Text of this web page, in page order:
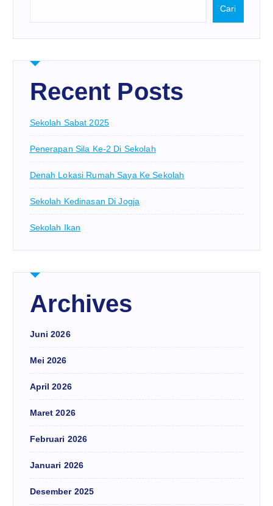
Cari
Recent Posts
Sekolah Sabat 2025
Penerapan Sila Ke-2 Di Sekolah
Denah Lokasi Rumah Saya Ke Sekolah
Sekolah Kedinasan Di Jogja
Sekolah Ikan
Archives
Juni 2026
Mei 2026
April 2026
Maret 2026
Februari 2026
Januari 2026
Desember 2025